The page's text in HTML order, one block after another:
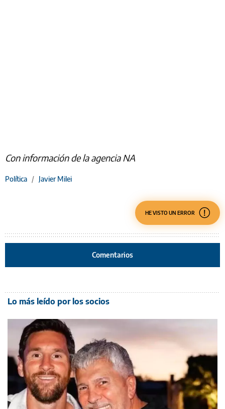
Con información de la agencia NA
Política / Javier Milei
HE VISTO UN ERROR
Comentarios
Lo más leído por los socios